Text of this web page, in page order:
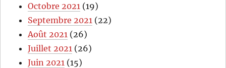
Octobre 2021 (19)
Septembre 2021 (22)
Août 2021 (26)
Juillet 2021 (26)
Juin 2021 (15)